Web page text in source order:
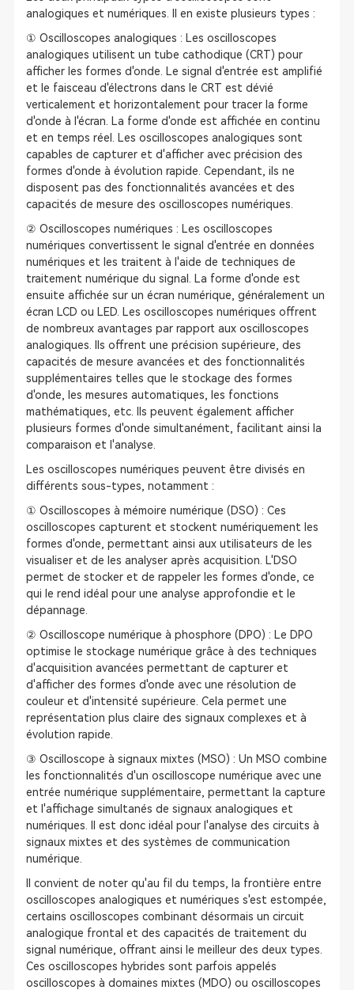
analogiques et numériques. Il en existe plusieurs types :
① Oscilloscopes analogiques : Les oscilloscopes
analogiques utilisent un tube cathodique (CRT) pour
afficher les formes d'onde. Le signal d'entrée est amplifié
et le faisceau d'électrons dans le CRT est dévié
verticalement et horizontalement pour tracer la forme
d'onde à l'écran. La forme d'onde est affichée en continu
et en temps réel. Les oscilloscopes analogiques sont
capables de capturer et d'afficher avec précision des
formes d'onde à évolution rapide. Cependant, ils ne
disposent pas des fonctionnalités avancées et des
capacités de mesure des oscilloscopes numériques.
② Oscilloscopes numériques : Les oscilloscopes
numériques convertissent le signal d'entrée en données
numériques et les traitent à l'aide de techniques de
traitement numérique du signal. La forme d'onde est
ensuite affichée sur un écran numérique, généralement un
écran LCD ou LED. Les oscilloscopes numériques offrent
de nombreux avantages par rapport aux oscilloscopes
analogiques. Ils offrent une précision supérieure, des
capacités de mesure avancées et des fonctionnalités
supplémentaires telles que le stockage des formes
d'onde, les mesures automatiques, les fonctions
mathématiques, etc. Ils peuvent également afficher
plusieurs formes d'onde simultanément, facilitant ainsi la
comparaison et l'analyse.
Les oscilloscopes numériques peuvent être divisés en
différents sous-types, notamment :
① Oscilloscopes à mémoire numérique (DSO) : Ces
oscilloscopes capturent et stockent numériquement les
formes d'onde, permettant ainsi aux utilisateurs de les
visualiser et de les analyser après acquisition. L'DSO
permet de stocker et de rappeler les formes d'onde, ce
qui le rend idéal pour une analyse approfondie et le
dépannage.
② Oscilloscope numérique à phosphore (DPO) : Le DPO
optimise le stockage numérique grâce à des techniques
d'acquisition avancées permettant de capturer et
d'afficher des formes d'onde avec une résolution de
couleur et d'intensité supérieure. Cela permet une
représentation plus claire des signaux complexes et à
évolution rapide.
③ Oscilloscope à signaux mixtes (MSO) : Un MSO combine
les fonctionnalités d'un oscilloscope numérique avec une
entrée numérique supplémentaire, permettant la capture
et l'affichage simultanés de signaux analogiques et
numériques. Il est donc idéal pour l'analyse des circuits à
signaux mixtes et des systèmes de communication
numérique.
Il convient de noter qu'au fil du temps, la frontière entre
oscilloscopes analogiques et numériques s'est estompée,
certains oscilloscopes combinant désormais un circuit
analogique frontal et des capacités de traitement du
signal numérique, offrant ainsi le meilleur des deux types.
Ces oscilloscopes hybrides sont parfois appelés
oscilloscopes à domaines mixtes (MDO) ou oscilloscopes